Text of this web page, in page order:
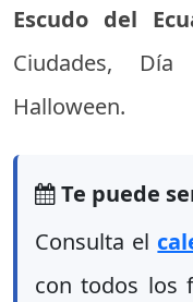
Escudo del
Ciudades,
Halloween.
Te puede
Consulta el
con todos los